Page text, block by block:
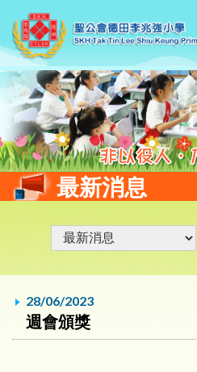
最新消息
28/06/2023
週會頒獎